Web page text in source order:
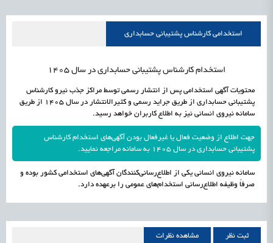
علمی
1405/05/17 اشتغال و کارآفرینی رسیدن مجوز ایجاد «سندباکس» به نهادهای توسعه‌ای و صنفی
استخدامی کارشناس پشتیبانی حسابداری
استخدام کارشناس پشتیبانی حسابداری در سال 1405
محتویات آگهی استخدامی پس از انتشار رسمی توسط مراکز جذب نیرو کارشناس
پشتیبانی حسابداری از طریق جراید رسمی و کثیرالانتشار در سال 1405 از طریق
سامانه نیروی انسانی نیز به اطلاع کاربران خواهد رسید.
جهت اطلاع از وضعیت فعال یا غیرفعال بودن آگهی‌های استخدام کارشناس
پشتیبانی حسابداری در سال 1405 به سامانه مراجعه نمایید.
سامانه نیروی انسانی یکی از اطلاع‌رسانی‌کنندگان آگهی‌های استخدامی کشور بوده و
صرفاً وظیفه اطلاع‌رسانی استخدام‌های عمومی را برعهده دارد.
ثبت نظر مشاهده نظرات